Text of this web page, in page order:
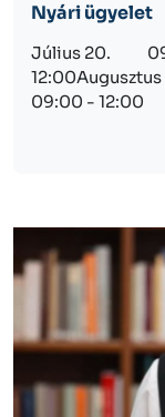
Nyári ügyelet
Július 20.
09:00 - 12:00